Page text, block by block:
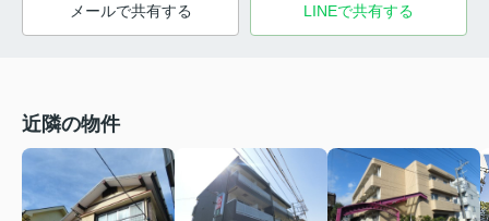
メールで共有する LINEで共有する
近隣の物件